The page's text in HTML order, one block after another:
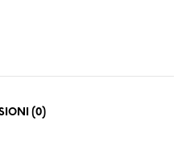
(0)